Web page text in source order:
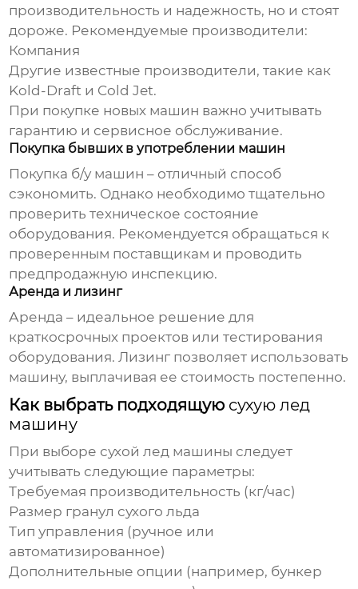
производительность и надежность, но и стоят
дороже. Рекомендуемые производители:
Компания
Другие известные производители, такие как
Kold-Draft и Cold Jet.
При покупке новых машин важно учитывать
гарантию и сервисное обслуживание.
Покупка бывших в употреблении машин
Покупка б/у машин – отличный способ
сэкономить. Однако необходимо тщательно
проверить техническое состояние
оборудования. Рекомендуется обращаться к
проверенным поставщикам и проводить
предпродажную инспекцию.
Аренда и лизинг
Аренда – идеальное решение для
краткосрочных проектов или тестирования
оборудования. Лизинг позволяет использовать
машину, выплачивая ее стоимость постепенно.
Как выбрать подходящую сухую лед
машину
При выборе сухой лед машины следует
учитывать следующие параметры:
Требуемая производительность (кг/час)
Размер гранул сухого льда
Тип управления (ручное или
автоматизированное)
Дополнительные опции (например, бункер